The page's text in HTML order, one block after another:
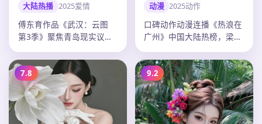
大陆热播 2025爱情
傅东育作品《武汉：云图
第3季》聚焦青岛现实议
整，迪丽热…
动漫 2025动作
口碑动作动漫连播《热浪在
广州》中国大陆热榜，梁朝
思诚调度…
7.8 9.2